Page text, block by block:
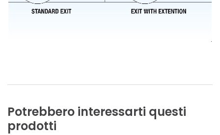
Potrebbero interessarti questi
prodotti